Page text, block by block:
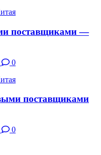
поставщиками —
0
поставщиками
0